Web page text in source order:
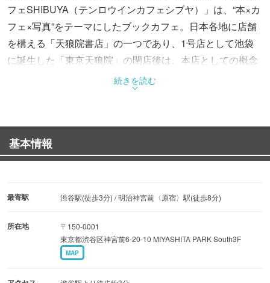
フェSHIBUYA（テンロウインカフェシブヤ）」は、“本×カ
フェ×写真”をテーマにしたブックカフェ。日本各地に店舗
を構える「天狼院書店」の一つであり、1号店として池袋
に誕生した「東京天狼院」の閉店後は、本店としての概念
を継承する形で営業しています。
先の「体験」を提供しているのが特徴の書店。そのため渋
谷店においても、「ゼミ」や「部活」としてセミナーを受
講したり、ワークショップや読書会などのイベントに参加
ます。渋谷店のテーマである写真関連の本が数多くライン
ナップされているほか、最新のビジネス書や話題の本な
ど、多彩な新刊書籍が並んでおり、お気に入りの一冊を見
つけることができます。
続きを読む
基本情報
最寄駅 渋谷駅(徒歩3分) / 明治神宮前〈原宿〉駅(徒歩8分)
所在地
〒150-0001
東京都渋谷区神宮前6-20-10 MIYASHITA PARK South3F
MAP